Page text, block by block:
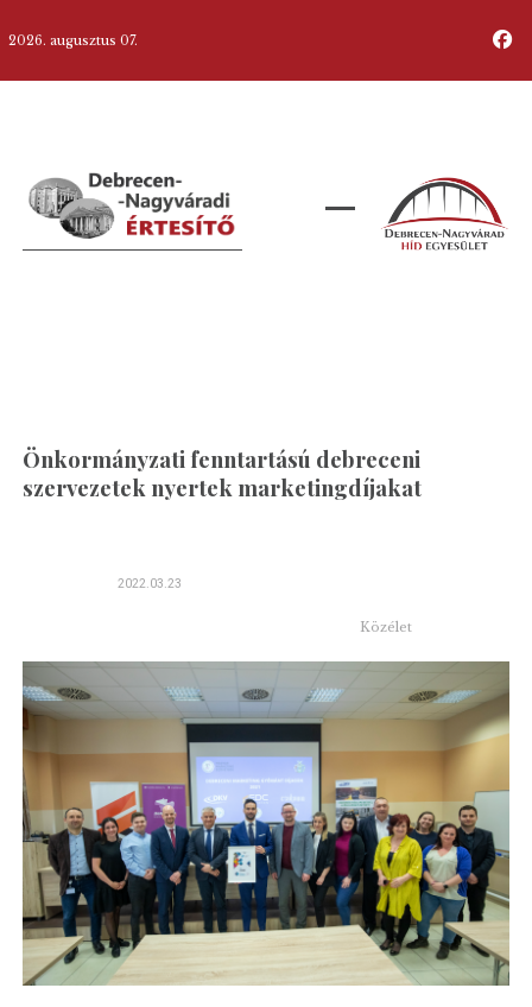
2026. augusztus 07.
Önkormányzati fenntartású debreceni
szervezetek nyertek marketingdíjakat
2022.03.23
Közélet